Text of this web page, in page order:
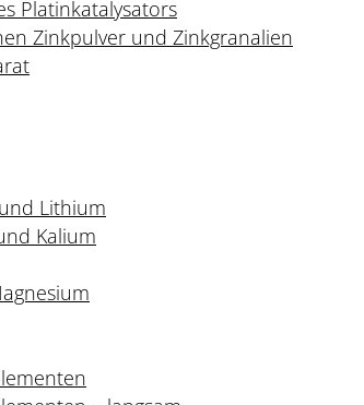
Platinkatalysators
Zinkpulver und Zinkgranalien
Lithium
Kalium